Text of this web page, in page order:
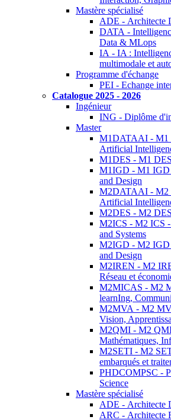
Mastère spécialisé
ADE - Architecte
DATA -
Data & MLops
IA - IA :
multimodale et
Programme d'échange
PEI - Echange
Catalogue 2025 - 2026
Ingénieur
ING - Diplôme
Master
M1DATAAI - M1
Artificial
M1DES - M1
M1IGD - M1 IGD
and Design
M2DATAAI - M2
Artificial
M2DES - M2
M2ICS - M2 ICS
and Systems
M2IGD - M2 IGD
and Design
M2IREN - M2
Réseau et
M2MICAS - M2
learnIng,
M2MVA - M2
Vision,
M2QMI - M2
Mathématiques,
M2SETI - M2
embarqués et
PHDCOMPSC -
Science
Mastère spécialisé
ADE - Architecte
ARC - Architecte